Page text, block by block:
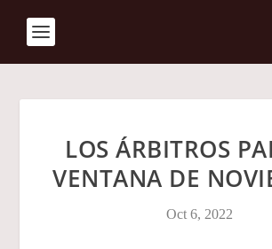
LOS ÁRBITROS
VENTANA DE
Oct 6, 2022